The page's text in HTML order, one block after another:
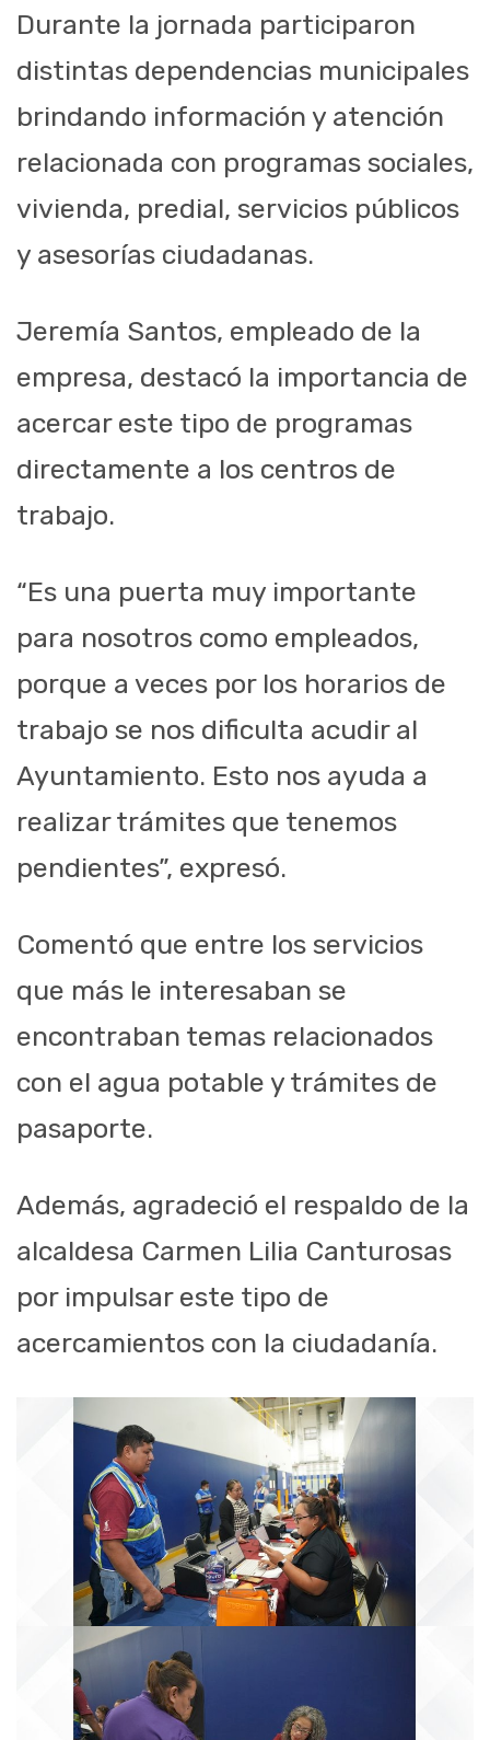
Durante la jornada participaron
distintas dependencias municipales
brindando información y atención
relacionada con programas sociales,
vivienda, predial, servicios públicos
y asesorías ciudadanas.
Jeremía Santos, empleado de la
empresa, destacó la importancia de
acercar este tipo de programas
directamente a los centros de
trabajo.
“Es una puerta muy importante
para nosotros como empleados,
porque a veces por los horarios de
trabajo se nos dificulta acudir al
Ayuntamiento. Esto nos ayuda a
realizar trámites que tenemos
pendientes”, expresó.
Comentó que entre los servicios
que más le interesaban se
encontraban temas relacionados
con el agua potable y trámites de
pasaporte.
Además, agradeció el respaldo de la
alcaldesa Carmen Lilia Canturosas
por impulsar este tipo de
acercamientos con la ciudadanía.